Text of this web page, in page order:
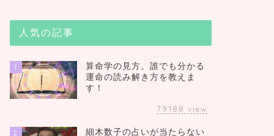
人気の記事
1
算命学の見方。誰でも分かる
運命の読み解き方を教えま
す！
79188 view
2 細木数子の占いが当たらない